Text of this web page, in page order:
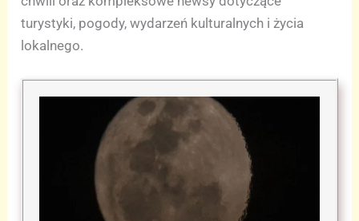
turystyki, pogody, wydarzeń kulturalnych i życia
lokalnego.